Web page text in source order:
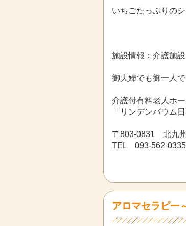
いちごたっぷりの
施設情報：介護施設
御夫婦でも御一人で
介護付有料老人ホ
「リンデンバウム
〒803-0831 北九
TEL 093-562-
アロマセラピー